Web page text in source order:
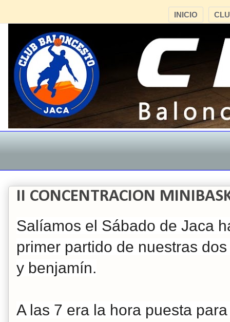
INICIO
II CONCENTRACION
Salíamos el Sábado de Jaca
primer partido de nuestras
y benjamín.
A las 7 era la hora puesta